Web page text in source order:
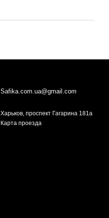
Safika.com.ua@gmail.com
Харьков, проспект Гагарина 181а
Карта проезда